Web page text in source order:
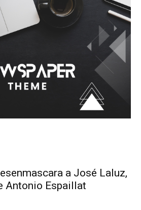
a José Laluz,
Antonio Espaillat